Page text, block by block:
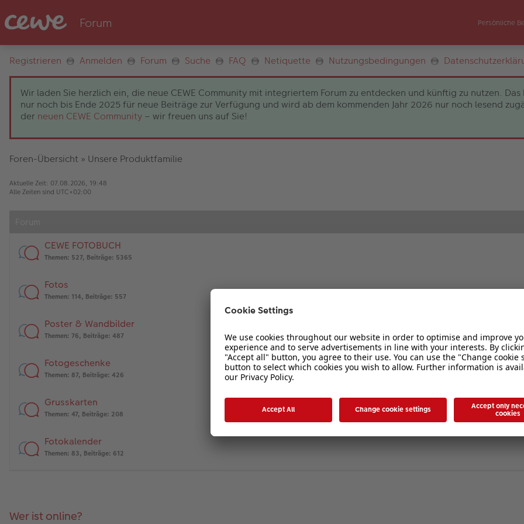
Persönliche
Registrieren Anmelden Forum Suche FAQ Netiquette Nutzungsbedingungen
Wir laden Sie herzlich ein, die neue CEWE Community mit integriertem Forum zu entdecken und künftig zu nutzen.
nur noch bis Ende 2025 für neue Beiträge zur Verfügung und wird ab dem kommenden Jahr 2026 nur noch lesend
der neuen CEWE Community – wir freuen uns auf Sie!
Foren-Übersicht » Unsere Produktfamilie
Aktuelle Zeit: 07.08.2026, 19:48
Alle Zeiten sind UTC+02:00
CEWE FOTOBUCH
Themen: 527, Beiträge: 5365
Fotos
Themen: 114, Beiträge: 557
Poster & Wandbilder
Themen: 76, Beiträge: 487
Fotogeschenke
Themen: 87, Beiträge: 426
Grusskarten
Themen: 47, Beiträge: 208
Fotokalender
Themen: 83, Beiträge: 612
Wer ist online?